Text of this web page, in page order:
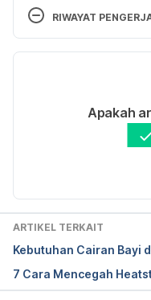
RIWAYAT
Ditulis oleh
dr.
Diperbarui oleh:
Apakah
ARTIKEL TERKAIT
Kebutuhan Cairan Bayi
7 Cara Mencegah